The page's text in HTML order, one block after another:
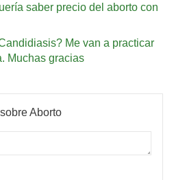
saber precio del aborto con
Me van a practicar
Muchas gracias
Aborto